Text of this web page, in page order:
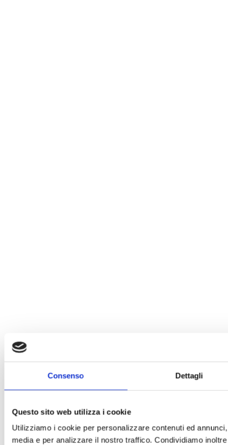
Consenso Dettagli
Questo sito web utilizza i cookie
Utilizziamo i cookie per personalizzare contenuti ed
media e per analizzare il nostro traffico. Condividiamo